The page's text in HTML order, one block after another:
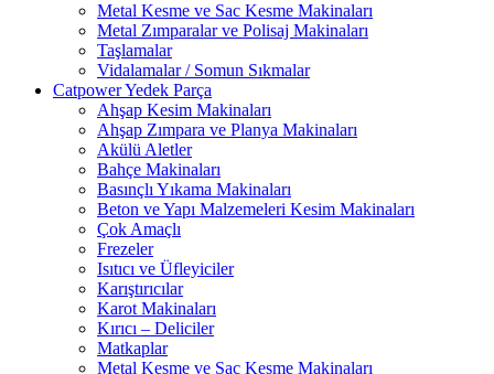
Metal Kesme ve Sac Kesme Makinaları
Metal Zımparalar ve Polisaj Makinaları
Taşlamalar
Vidalamalar / Somun Sıkmalar
Catpower Yedek Parça
Ahşap Kesim Makinaları
Ahşap Zımpara ve Planya Makinaları
Akülü Aletler
Bahçe Makinaları
Basınçlı Yıkama Makinaları
Beton ve Yapı Malzemeleri Kesim Makinaları
Çok Amaçlı
Frezeler
Isıtıcı ve Üfleyiciler
Karıştırıcılar
Karot Makinaları
Kırıcı – Deliciler
Matkaplar
Metal Kesme ve Sac Kesme Makinaları